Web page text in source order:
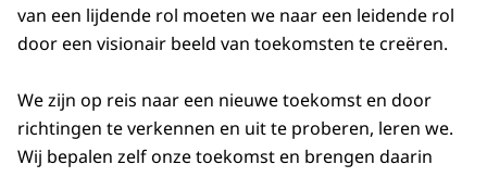
van een lijdende rol moeten we naar een leidende rol
door een visionair beeld van toekomsten te creëren.
We zijn op reis naar een nieuwe toekomst en door
richtingen te verkennen en uit te proberen, leren we.
Wij bepalen zelf onze toekomst en brengen daarin